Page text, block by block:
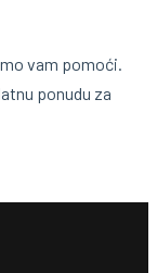
vam pomoći.
ponudu za